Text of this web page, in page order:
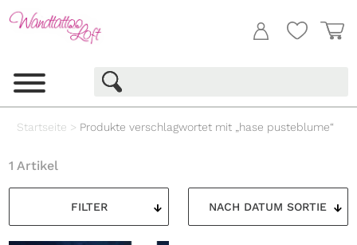
Startseite > Produkte verschlagwortet mit „hase pusteblume“
FILTER
1 Artikel